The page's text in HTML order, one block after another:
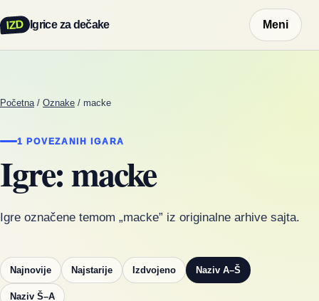
IZD Igrice za dečake Meni
Početna / Oznake / macke
1 POVEZANIH IGARA
Igre: macke
Igre označene temom „macke” iz originalne arhive sajta.
Najnovije Najstarije Izdvojeno Naziv A–Š
Naziv Š–A